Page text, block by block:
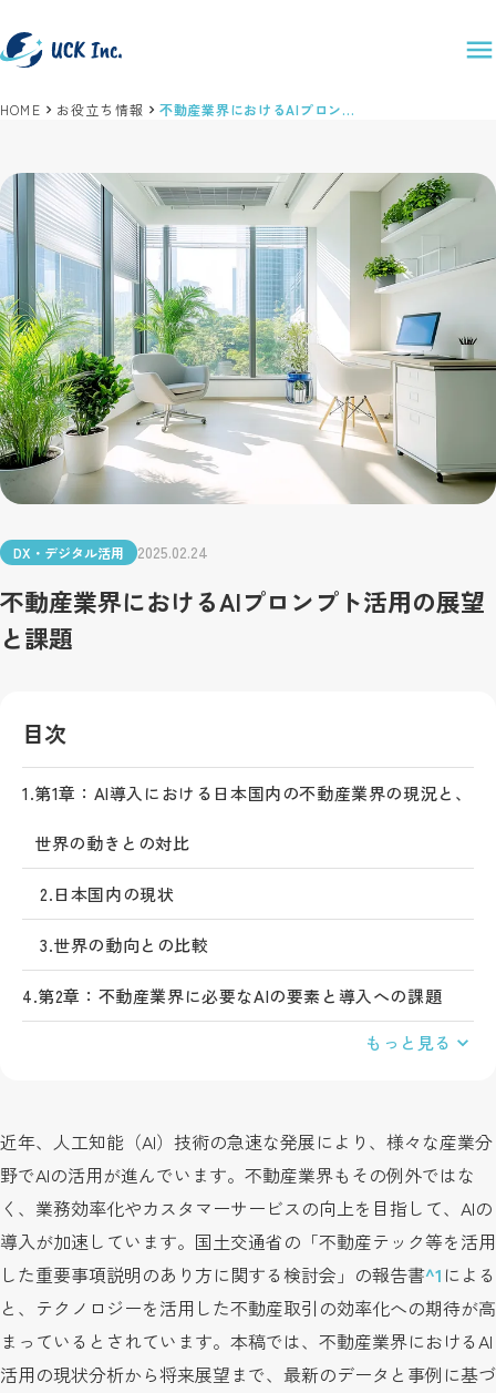
HOME お役立ち情報 不動産業界におけるAIプロンプト活用の展望と課題
DX・デジタル活用 2025.02.24
不動産業界におけるAIプロンプト活用の展望
と課題
目次
1.第1章：AI導入における日本国内の不動産業界の現況と、
世界の動きとの対比
2.日本国内の現状
3.世界の動向との比較
4.第2章：不動産業界に必要なAIの要素と導入への課題
もっと見る
近年、人工知能（AI）技術の急速な発展により、様々な産業分
野でAIの活用が進んでいます。不動産業界もその例外ではな
く、業務効率化やカスタマーサービスの向上を目指して、AIの
導入が加速しています。国土交通省の「不動産テック等を活用
した重要事項説明のあり方に関する検討会」の報告書^1 による
と、テクノロジーを活用した不動産取引の効率化への期待が高
まっているとされています。本稿では、不動産業界におけるAI
活用の現状分析から将来展望まで、最新のデータと事例に基づ